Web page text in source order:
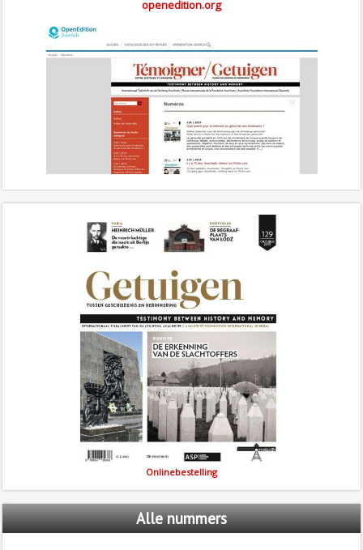
openedition.org
Onlinebestelling
Allenummers